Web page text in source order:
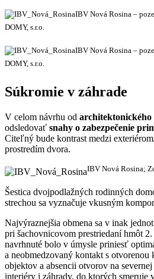
IBV Nová Rosina –
DOMY, s.r.o.
IBV Nová Rosina –
DOMY, s.r.o.
Súkromie v záhrade
V celom návrhu od
odsledovať snahy o zabezpečenie
Citeľný bude kontrast medzi
prostredím dvora.
IBV Nová Rosina;
Šestica dvojpodlažných rodinných
strechou sa vyznačuje vkusným
Najvýraznejšia obmena sa v inak
pri šachovnicovom prestriedaní hmôt
navrhnuté bolo v úmysle priniesť
a neobmedzovaný kontakt s
objektov a absencii otvorov na
interiéry i záhrady, do ktorých smeruje